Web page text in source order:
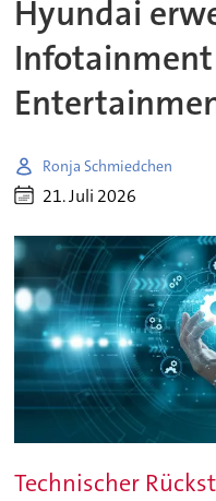
Hyundai
Ronja Schmiedchen
21. Juli 2026
Technischer